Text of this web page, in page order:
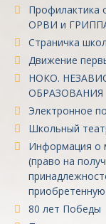
Профилактика
ОРВИ и
Страничка
Движение
НОКО.
ОБРАЗОВАНИЯ
Электронное
Школьный
Информация о
(право на
80 лет Победы